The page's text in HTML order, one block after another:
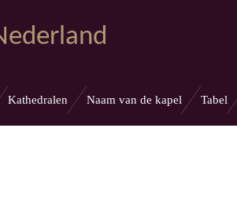
Kathedralen Naam van de kapel Tabel